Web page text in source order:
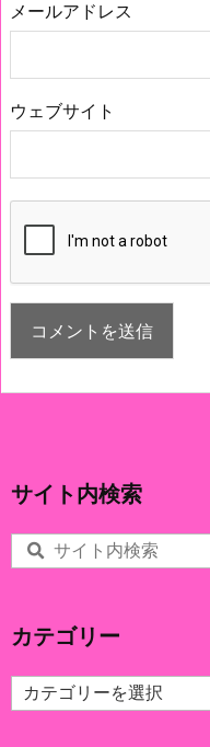
メールアドレス
ウェブサイト
サイト内検索
カテゴリー
カ
テ